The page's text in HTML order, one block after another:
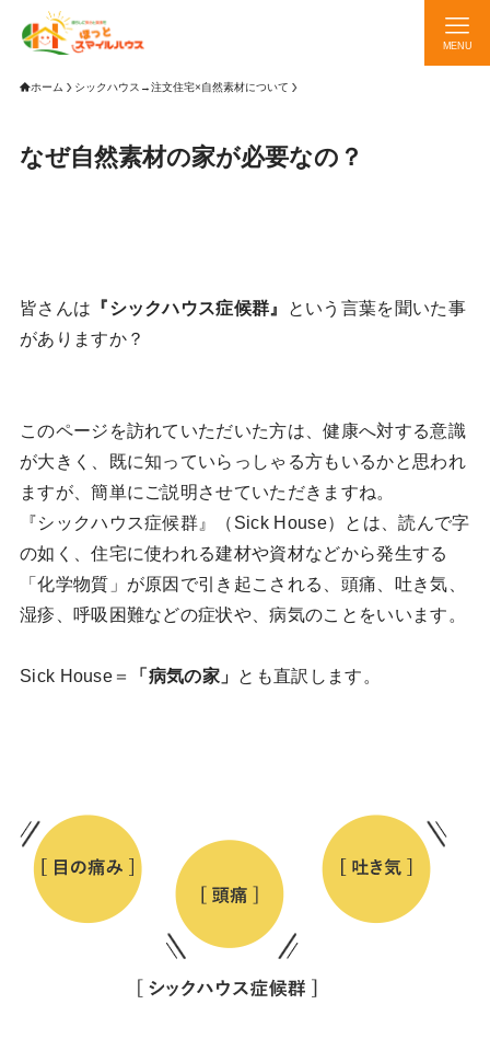
MENU
ホーム シックハウス→注文住宅×自然素材について
なぜ自然素材の家が必要なの？
皆さんは 『シックハウス症候群』
という言葉を聞いた事
がありますか？
このページを訪れていただいた方は、健康へ対する意識
が大きく、既に知っていらっしゃる方もいるかと思われ
ますが、簡単にご説明させていただきますね。
『シックハウス症候群』（Sick House）とは、読んで字
の如く、住宅に使われる建材や資材などから発生する
「化学物質」が原因で引き起こされる、頭痛、吐き気、
湿疹、呼吸困難などの症状や、病気のことをいいます。
Sick House＝ 「病気の家」 とも直訳します。